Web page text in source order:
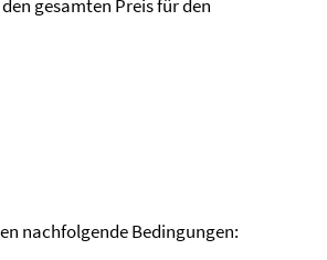
gesamten Preis für den
nachfolgende Bedingungen: